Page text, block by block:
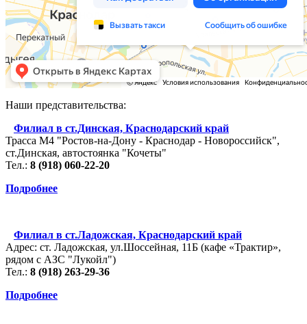
Наши представительства:
Филиал в ст.Динская, Краснодарский край
Трасса М4 "Ростов-на-Дону - Краснодар - Новороссийск",
ст.Динская, автостоянка "Кочеты"
Тел.: 8 (918) 060-22-20
Подробнее
Филиал в ст.Ладожская, Краснодарский край
Адрес: ст. Ладожская, ул.Шоссейная, 11Б (кафе «Трактир»,
рядом с АЗС "Лукойл")
Тел.: 8 (918) 263-29-36
Подробнее